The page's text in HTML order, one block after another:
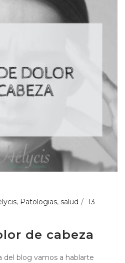
, Patologias, salud
13
de cabeza
del blog vamos a hablarte